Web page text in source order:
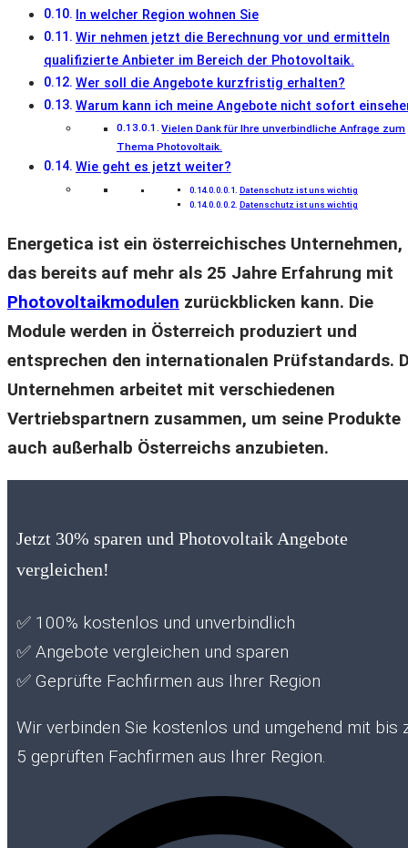
In welcher Region wohnen Sie
Wir nehmen jetzt die Berechnung vor und ermitteln
qualifizierte Anbieter im Bereich der Photovoltaik.
Wer soll die Angebote kurzfristig erhalten?
Warum kann ich meine Angebote nicht sofort
Vielen Dank für Ihre unverbindliche Anfrage zum
Thema Photovoltaik.
Wie geht es jetzt weiter?
Datenschutz ist uns wichtig
Datenschutz ist uns wichtig
Energetica ist ein österreichisches Unternehmen,
das bereits auf mehr als 25 Jahre Erfahrung mit
Photovoltaikmodulen zurückblicken kann. Die
Module werden in Österreich produziert und
entsprechen den internationalen Prüfstandards.
Unternehmen arbeitet mit verschiedenen
Vertriebspartnern zusammen, um seine Produkte
auch außerhalb Österreichs anzubieten.
Jetzt 30% sparen und Photovoltaik Angebote
vergleichen!
✅ 100% kostenlos und unverbindlich
✅ Angebote vergleichen und sparen
✅ Geprüfte Fachfirmen aus Ihrer Region
Wir verbinden Sie kostenlos und umgehend mit bis
5 geprüften Fachfirmen aus Ihrer Region.